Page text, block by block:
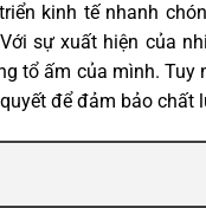
kinh tế nhanh
sự xuất hiện của
tổ ấm của mình.
để đảm bảo chất